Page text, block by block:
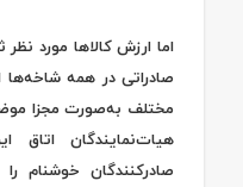
اما ارزش کالاها مورد
صادراتی در همه
مختلف به‌صورت مجزا
هیات‌نمایندگان اتاق
صادرکنندگان خوشنام